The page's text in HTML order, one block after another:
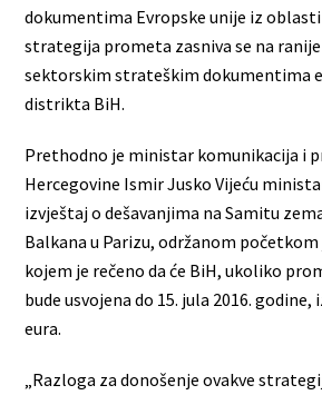
dokumentima Evropske unije iz
strategija prometa zasniva se na
sektorskim strateškim dokumentima
distrikta BiH.
Prethodno je ministar komunikacija i
Hercegovine Ismir Jusko Vijeću
izvještaj o dešavanjima na Samitu
Balkana u Parizu, održanom
kojem je rečeno da će BiH, ukoliko
bude usvojena do 15. jula 2016.
eura.
„Razloga za donošenje ovakve